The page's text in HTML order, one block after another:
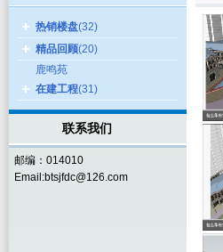
热销楼盘(32)
精品回顾(20)
鹿鸣苑
在建工程(31)
联系我们
邮编：014010
Email:btsjfdc@126.com